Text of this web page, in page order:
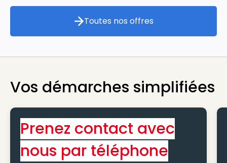
Toutes nos offres
Toutes nos offres
Vos démarches simplifiées
Prenez contact avec
nous par téléphone